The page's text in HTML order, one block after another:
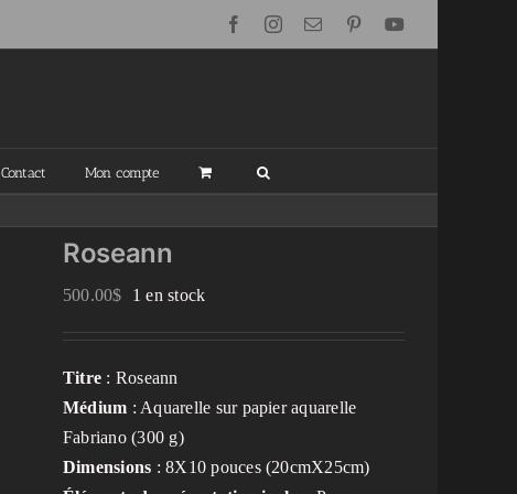
FacebookInstagram
Email Pinterest
Contact Mon compte
Roseann
500.00$ 1 en stock
Titre : Roseann
Médium : Aquarelle sur papier aquarelle
Fabriano (300 g)
Dimensions : 8X10 pouces (20cmX25cm)